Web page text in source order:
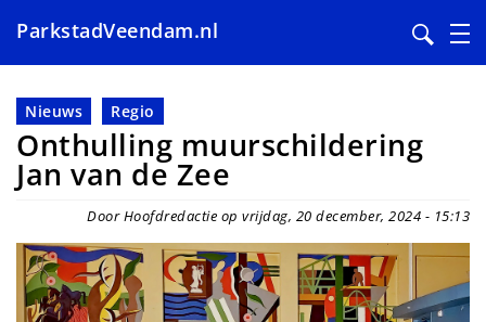
en
naar
de
inhoud
ParkstadVeendam.nl
Nieuws Regio
Onthulling muurschildering
Jan van de Zee
Door Hoofdredactie op vrijdag, 20 december, 2024 - 15:13